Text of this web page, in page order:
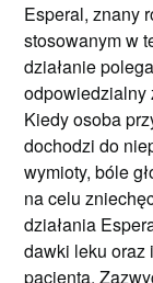
Esperal, znany
stosowanym w
działanie
odpowiedzialny
Kiedy osoba
dochodzi do
wymioty, bóle
na celu
działania
dawki leku oraz
pacjenta.